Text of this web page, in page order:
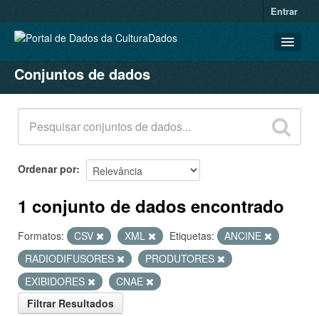
Entrar
CONJUNTOS DE DADOS
ORGANIZAÇÕES
GRUPOS
SOBRE
Conjuntos de dados
Ordenar por
1 conjunto de dados encontrado
Formatos: CSV XML Etiquetas:
ANCINE
RADIODIFUSORES
PRODUTORES
EXIBIDORES
CNAE
Filtrar Resultados